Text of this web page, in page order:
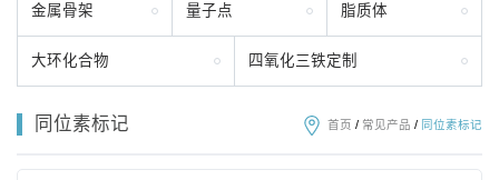
金属骨架 量子点 脂质体
大环化合物 四氧化三铁定制
同位素标记 首页 / 常见产品 / 同位素标记